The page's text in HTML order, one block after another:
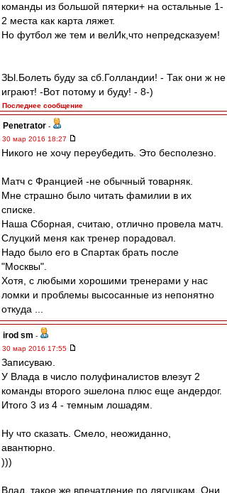
команды из большой пятерки+ на остальные 1-
2 места как карта ляжет.
Но футбол же тем и велИк,что непредсказуем!
ЗЫ.Болеть буду за сб.Голландии! - Так они ж не
играют! -Вот потому и буду! - 8-)
Последнее сообщение
Penetrator -
30 мар 2016 18:27
Никого не хочу переубедить. Это бесполезно.
Матч с Францией -не обычный товарняк.
Мне страшно было читать фамилии в их
списке.
Наша Сборная, считаю, отлично провела матч.
Слуцкий меня как тренер порадовал.
Надо было его в Спартак брать после
"Москвы".
Хотя, с любыми хорошими тренерами у нас
ломки и проблемы высосанные из непонятно
откуда ...
irod sm -
30 мар 2016 17:55
Записуваю.
У Влада в число полуфиналистов влезут 2
команды второго эшелона плюс еще андердог.
Итого 3 из 4 - темным лошадям.
Ну что сказать. Смело, неожиданно,
авантюрно.
)))
Влад, такое же впечатление по лягушкам. Они